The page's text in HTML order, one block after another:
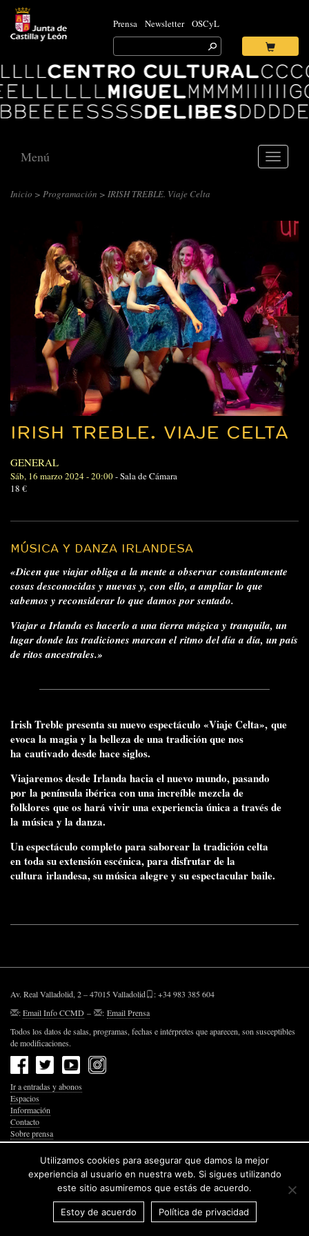
Prensa Newsletter OSCyL
Search
for:
Ok
Centro
Cultural
Miguel
Delibes
Toggle
Menú
Inicio > Programación > IRISH TREBLE. Viaje Celta
IRISH TREBLE. VIAJE CELTA
GENERAL
Sáb, 16 marzo 2024 - 20:00-Sala de Cámara
18 €
MÚSICA Y DANZA IRLANDESA
«Dicen que viajar obliga a la mente a observar constantemente
cosas desconocidas y nuevas y, con ello, a ampliar lo que
sabemos y reconsiderar lo quedamos por sentado.
Viajar a Irlanda es hacerlo a una tierra mágica y tranquila, un
lugar donde las tradiciones marcan elritmo del día a día, un país
de ritos ancestrales.»
Irish Treble presenta su nuevo espectáculo «Viaje Celta», que
evoca la magia y la belleza de una tradición que nos
ha cautivado desde hace siglos.
Viajaremos desde Irlanda hacia el nuevo mundo, pasando
por la península ibérica con una increíble mezcla de
folklores que os hará vivir una experiencia única a través de
la música y la danza.
Un espectáculo completo para saborear la tradición celta
en toda su extensión escénica, para disfrutar de la
cultura irlandesa, su música alegre y su espectacular baile.
Av. Real Valladolid, 2 – 47015 Valladolid
: +34 983 385 604
:Email Info CCMD – : Email Prensa
Todos los datos de salas, programas, fechas e intérpretes que aparecen, son susceptibles
de modificaciones.
Ir a entradas y abonos
Espacios
Información
Contacto
Sobre prensa
Política de Privacidad
Política de Cookies
Accesibilidad Web
© 2026 Junta de Castilla y León
Utilizamos cookies para asegurar que damos la mejor
experiencia al usuario en nuestra web. Si sigues utilizando
este sitio asumiremos que estás de acuerdo.
Estoy de acuerdo Política de privacidad